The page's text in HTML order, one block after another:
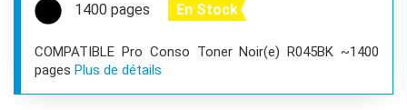
1400 pages En Stock
COMPATIBLE Pro Conso Toner Noir(e) R045BK ~1400
pages Plus de détails